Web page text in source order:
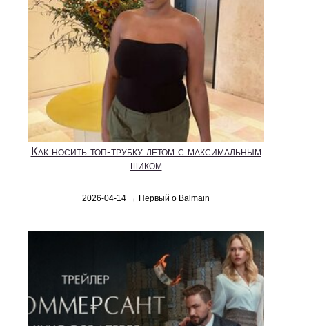
Как носить топ-трубку летом с максимальным
шиком
2026-04-14 → Первый о Balmain